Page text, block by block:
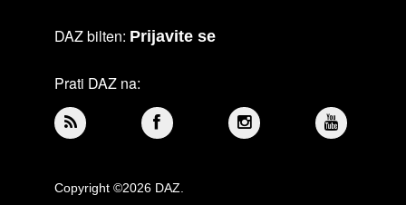
DAZ bilten: Prijavite se
Prati DAZ na:
Copyright ©2026 DAZ.